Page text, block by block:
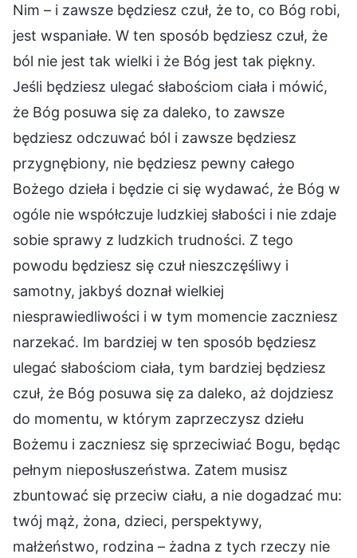
Nim – i zawsze będziesz czuł, że to, co Bóg robi,
jest wspaniałe. W ten sposób będziesz czuł, że
ból nie jest tak wielki i że Bóg jest tak piękny.
Jeśli będziesz ulegać słabościom ciała i mówić,
że Bóg posuwa się za daleko, to zawsze
będziesz odczuwać ból i zawsze będziesz
przygnębiony, nie będziesz pewny całego
Bożego dzieła i będzie ci się wydawać, że Bóg w
ogóle nie współczuje ludzkiej słabości i nie zdaje
sobie sprawy z ludzkich trudności. Z tego
powodu będziesz się czuł nieszczęśliwy i
samotny, jakbyś doznał wielkiej
niesprawiedliwości i w tym momencie zaczniesz
narzekać. Im bardziej w ten sposób będziesz
ulegać słabościom ciała, tym bardziej będziesz
czuł, że Bóg posuwa się za daleko, aż dojdziesz
do momentu, w którym zaprzeczysz dziełu
Bożemu i zaczniesz się sprzeciwiać Bogu, będąc
pełnym nieposłuszeństwa. Zatem musisz
zbuntować się przeciw ciału, a nie dogadzać mu:
twój mąż, żona, dzieci, perspektywy,
małżeństwo, rodzina – żadna z tych rzeczy nie